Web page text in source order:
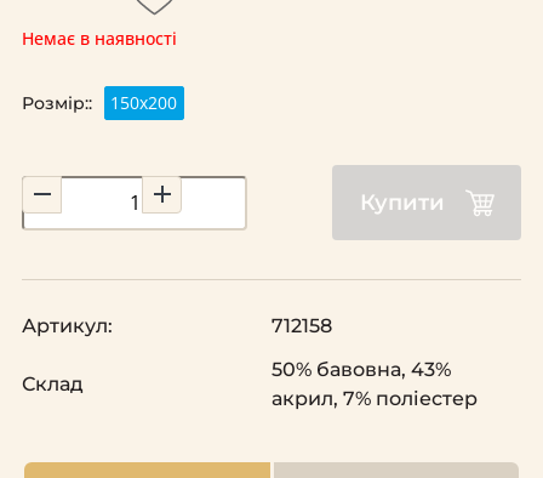
Немає в наявності
Розмір:: 150х200
Купити
Артикул: 712158
Склад
50% бавовна, 43%
акрил, 7% поліестер